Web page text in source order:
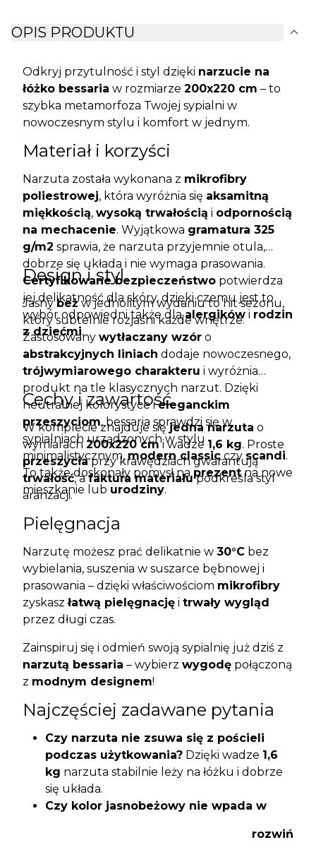
OPIS PRODUKTU expand_more
Odkryj przytulność i styl dzięki narzucie na
łóżko bessaria w rozmiarze 200x220 cm – to
szybka metamorfoza Twojej sypialni w
nowoczesnym stylu i komfort w jednym.
Materiał i korzyści
Narzuta została wykonana z mikrofibry
poliestrowej, która wyróżnia się aksamitną
miękkością, wysoką trwałością i odpornością
na mechacenie. Wyjątkowa gramatura 325
g/m2 sprawia, że narzuta przyjemnie otula,
dobrze się układa i nie wymaga prasowania.
Certyfikowane bezpieczeństwo potwierdza
jej delikatność dla skóry, dzięki czemu jest to
wybór odpowiedni także dlaalergików i rodzin
z dziećmi.
Design i styl
Jasnybeżw jednolitym wydaniu to hit sezonu,
który subtelnie rozjaśni każde wnętrze.
Zastosowany wytłaczany wzór o
abstrakcyjnych liniach dodaje nowoczesnego,
trójwymiarowego charakteru i wyróżnia
produkt na tle klasycznych narzut. Dzięki
neutralnej kolorystyce ieleganckim
przeszyciom, bessaria sprawdzi się w
sypialniach urządzonych w stylu
minimalistycznym, modern classic czy scandi.
To także doskonały pomysł na prezentna nowe
mieszkanie lub urodziny.
Cechy i zawartość
W komplecie znajduje sięjedna narzuta o
wymiarach 200x220 cmi wadze 1,6 kg. Proste
przeszyciaprzy krawędziach gwarantują
trwałość, afaktura materiałupodkreśla styl
aranżacji.
Pielęgnacja
Narzutę możesz prać delikatnie w 30°C bez
wybielania, suszenia w suszarce bębnowej i
prasowania – dzięki właściwościom mikrofibry
zyskaszłatwą pielęgnację i trwały wygląd
przez długi czas.
Zainspiruj się i odmień swoją sypialnię już dziś z
narzutą bessaria – wybierz wygodę połączoną
z modnym designem!
Najczęściej zadawane pytania
Czy narzuta nie zsuwa się z pościeli
podczas użytkowania? Dzięki wadze 1,6
kg narzuta stabilnie leży na łóżku i dobrze
się układa.
Czy kolor jasnobeżowy nie wpada w
rozwiń